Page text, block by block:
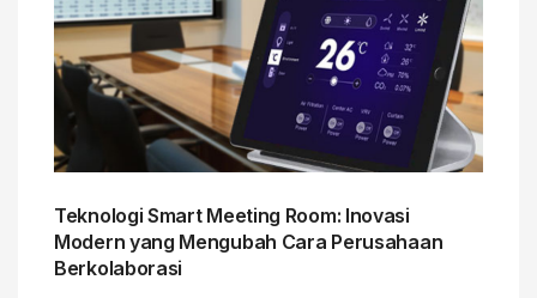
Teknologi Smart Meeting Room: Inovasi
Modern yang Mengubah Cara Perusahaan
Berkolaborasi